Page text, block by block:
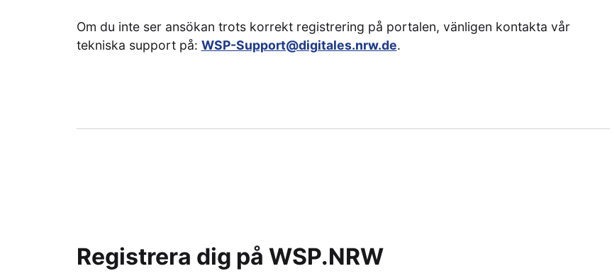
Om du inte ser ansökan trots korrekt registrering på portalen, vänligen kontakta vår
tekniska support på: WSP-Support@digitales.nrw.de.
Registrera dig på WSP.NRW